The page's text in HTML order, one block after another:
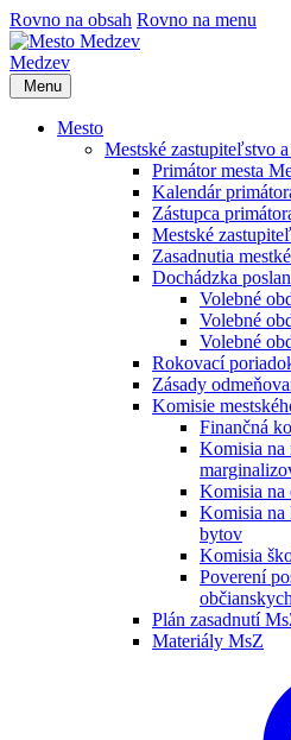
Rovno na obsah Rovno na menu
Medzev
Menu
Mesto
Mestské zastupiteľstvo
Primátor mesta
Kalendár
Zástupca
Mestské
Zasadnutia
Dochádzka
Volebné
Volebné
Volebné
Rokovací
Zásady
Komisie
Finančná
Komisia na
Komisia na
Komisia na
bytov
Komisia
Poverení
Plán zasadnutí
Materiály MsZ